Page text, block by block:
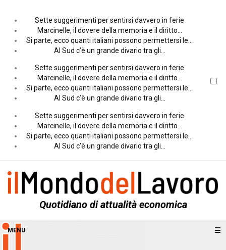
Sette suggerimenti per sentirsi davvero in ferie
Marcinelle, il dovere della memoria e il diritto…
Si parte, ecco quanti italiani possono permettersi le…
Al Sud c’è un grande divario tra gli…
Sette suggerimenti per sentirsi davvero in ferie
Marcinelle, il dovere della memoria e il diritto…
Si parte, ecco quanti italiani possono permettersi le…
Al Sud c’è un grande divario tra gli…
Sette suggerimenti per sentirsi davvero in ferie
Marcinelle, il dovere della memoria e il diritto…
Si parte, ecco quanti italiani possono permettersi le…
Al Sud c’è un grande divario tra gli…
Quotidiano di attualità economica
☰